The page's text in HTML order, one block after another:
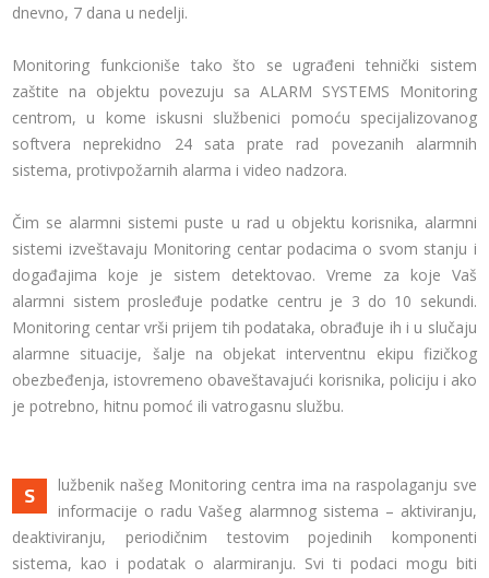
dnevno, 7 dana u nedelji.
Monitoring funkcioniše tako što se ugrađeni tehnički sistem
zaštite na objektu povezuju sa ALARM SYSTEMS Monitoring
centrom, u kome iskusni službenici pomoću specijalizovanog
softvera neprekidno 24 sata prate rad povezanih alarmnih
sistema, protivpožarnih alarma i video nadzora.
Čim se alarmni sistemi puste u rad u objektu korisnika, alarmni
sistemi izveštavaju Monitoring centar podacima o svom stanju i
događajima koje je sistem detektovao. Vreme za koje Vaš
alarmni sistem prosleđuje podatke centru je 3 do 10 sekundi.
Monitoring centar vrši prijem tih podataka, obrađuje ih i u slučaju
alarmne situacije, šalje na objekat interventnu ekipu fizičkog
obezbeđenja, istovremeno obaveštavajući korisnika, policiju i ako
je potrebno, hitnu pomoć ili vatrogasnu službu.
S
lužbenik našeg Monitoring centra ima na raspolaganju sve
informacije o radu Vašeg alarmnog sistema – aktiviranju,
deaktiviranju, periodičnim testovim pojedinih komponenti
sistema, kao i podatak o alarmiranju. Svi ti podaci mogu biti